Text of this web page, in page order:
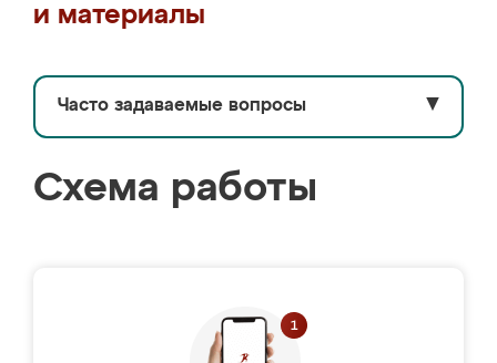
и материалы
Часто задаваемые вопросы ▼
Схема работы